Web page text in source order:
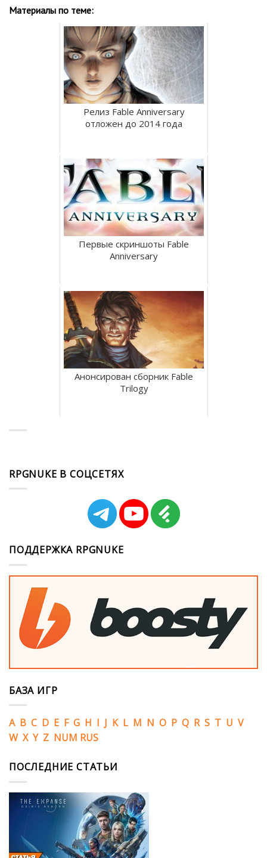
Материалы по теме:
Релиз Fable Anniversary
отложен до 2014 года
Первые скриншоты Fable
Anniversary
Анонсирован сборник Fable
Trilogy
RPGNUKE В СОЦСЕТЯХ
ПОДДЕРЖКА RPGNUKE
БАЗА ИГР
A B C D E F G H I J K L M N O P Q R S T U V
W X Y Z NUM RUS
ПОСЛЕДНИЕ СТАТЬИ